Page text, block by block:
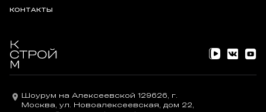
КОНТАКТЫ
Шоурум на Алексеевской 129626, г.
Москва, ул. Новоалексеевская, дом 22,